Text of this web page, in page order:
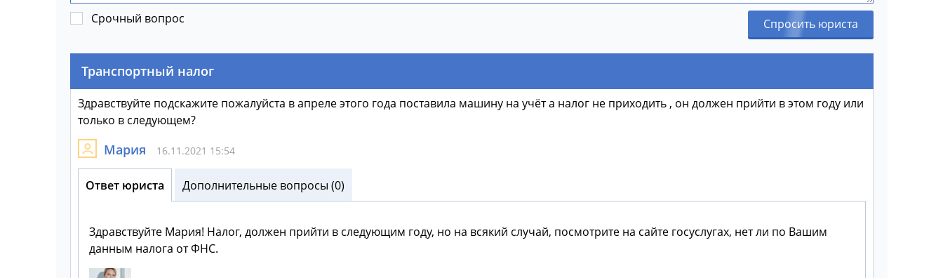
Срочный вопрос Спросить юриста
Транспортный налог
Здравствуйте подскажите пожалуйста в апреле этого года поставила машину на учёт а налог не приходить , он должен прийти в этом году или
только в следующем?
Мария 16.11.2021 15:54
Ответ юриста Дополнительные вопросы (0)
Здравствуйте Мария! Налог, должен прийти в следующим году, но на всякий случай, посмотрите на сайте госуслугах, нет ли по Вашим
данным налога от ФНС.